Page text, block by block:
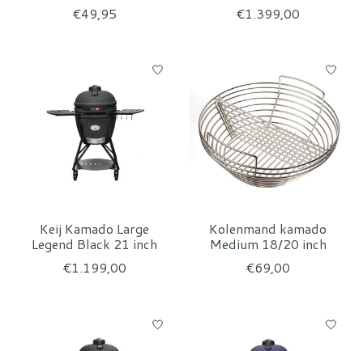
€49,95
€1.399,00
Keij Kamado Large
Legend Black 21 inch
€1.199,00
Kolenmand kamado
Medium 18/20 inch
€69,00